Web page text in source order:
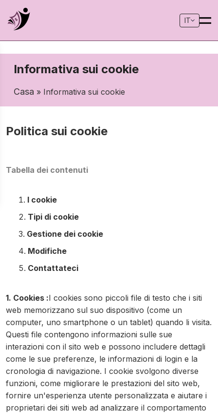
IT
Informativa sui cookie
Casa » Informativa sui cookie
Politica sui cookie
Tabella dei contenuti
I cookie
Tipi di cookie
Gestione dei cookie
Modifiche
Contattateci
1. Cookies :I cookies sono piccoli file di testo che i siti
web memorizzano sul suo dispositivo (come un
computer, uno smartphone o un tablet) quando li visita.
Questi file contengono informazioni sulle sue
interazioni con il sito web e possono includere dettagli
come le sue preferenze, le informazioni di login e la
cronologia di navigazione. I cookie svolgono diverse
funzioni, come migliorare le prestazioni del sito web,
fornire un'esperienza utente personalizzata e aiutare i
proprietari dei siti web ad analizzare il comportamento